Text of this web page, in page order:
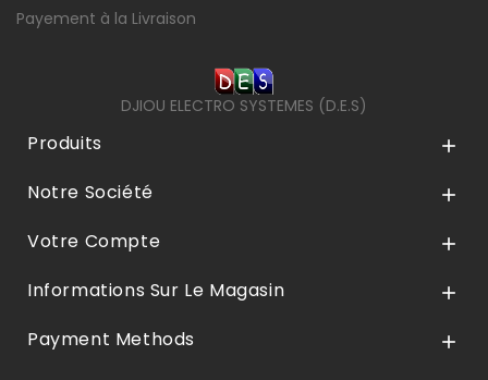
Payement à la Livraison
DJIOU ELECTRO SYSTEMES (D.E.S)
Produits 
Notre Société 
Votre Compte 
Informations Sur Le Magasin 
Payment Methods 